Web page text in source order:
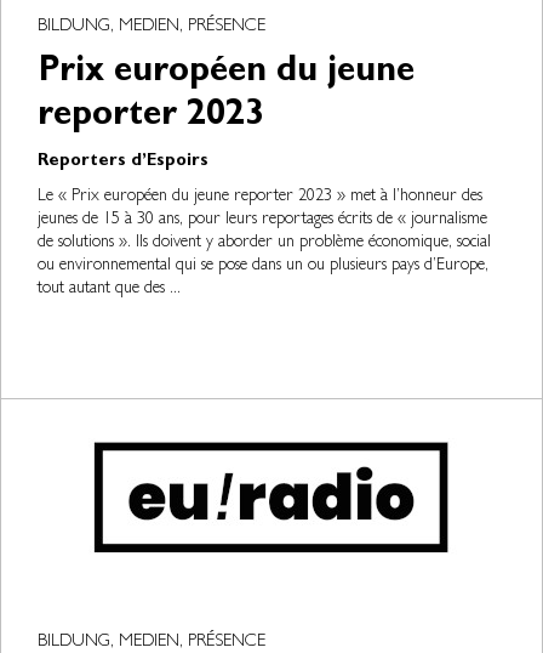
BILDUNG, MEDIEN, PRÉSENCE
Prix européen du jeune
reporter 2023
Reporters d’Espoirs
Le « Prix européen du jeune reporter 2023 » met à l’honneur des
jeunes de 15 à 30 ans, pour leurs reportages écrits de « journalisme
de solutions ». Ils doivent y aborder un problème économique, social
ou environnemental qui se pose dans un ou plusieurs pays d’Europe,
tout autant que des ...
BILDUNG, MEDIEN, PRÉSENCE